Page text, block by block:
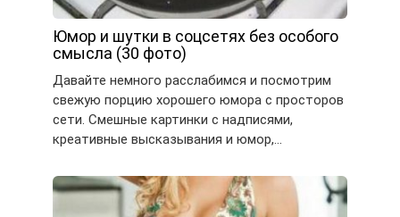
Юмор и шутки в соцсетях без особого
смысла (30 фото)
Давайте немного расслабимся и посмотрим
свежую порцию хорошего юмора с просторов
сети. Смешные картинки с надписями,
креативные высказывания и юмор,…